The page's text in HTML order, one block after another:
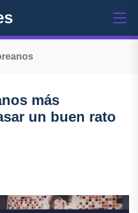
más
un buen rato